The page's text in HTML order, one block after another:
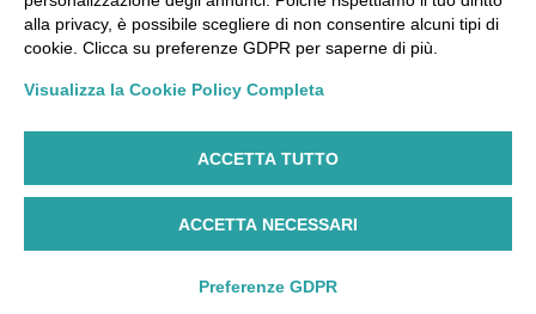
Privacy
Cristina Ferretti – Donald & Company
alla privacy, è possibile scegliere di non consentire alcuni tipi di
cookie. Clicca su preferenze GDPR per saperne di più.
Visualizza la Cookie Policy Completa
ACCETTA TUTTO
ACCETTA NECESSARI
Preferenze GDPR